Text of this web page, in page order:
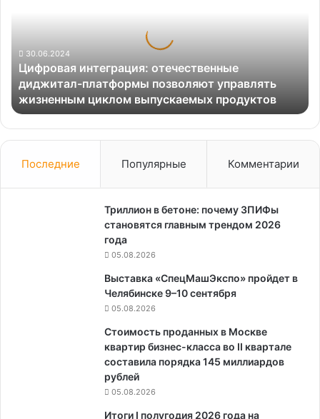
управлять
жизненным
циклом
выпускаемых
продуктов
30.06.2024
Цифровая интеграция: отечественные
диджитал-платформы позволяют управлять
жизненным циклом выпускаемых продуктов
Последние Популярные Комментарии
Триллион в бетоне: почему ЗПИФы
становятся главным трендом 2026
года
05.08.2026
Выставка «СпецМашЭкспо» пройдет в
Челябинске 9–10 сентября
05.08.2026
Стоимость проданных в Москве
квартир бизнес-класса во II квартале
составила порядка 145 миллиардов
рублей
05.08.2026
Итоги I полугодия 2026 года на